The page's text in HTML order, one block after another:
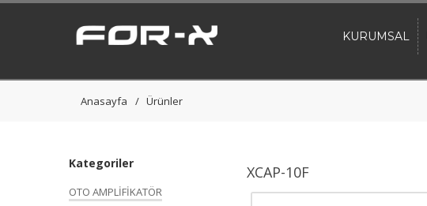
KURUMSAL
Anasayfa Ürünler
Kategoriler
OTO AMPLİFİKATÖR
XCAP-10F